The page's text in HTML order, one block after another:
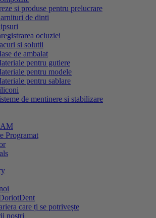
si produse pentru prelucrare
de dinti
ocluziei
si solutii
de ambalat
pentru gutiere
pentru modele
pentru sablare
de mentinere si stabilizare
Programat
care ți se potrivește
noștri